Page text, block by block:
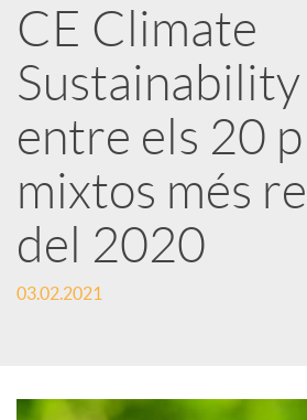
r
x
e
s
o
CE Climate
Sustainability
entre els 20
mixtos més
del 2020
03.02.2021